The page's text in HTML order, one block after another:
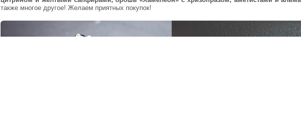
также многое другое! Желаем приятных покупок!